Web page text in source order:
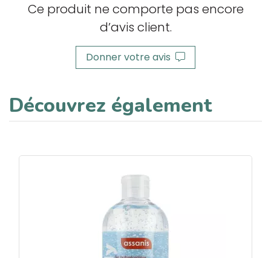
Ce produit ne comporte pas encore
d’avis client.
Donner votre avis
Découvrez également